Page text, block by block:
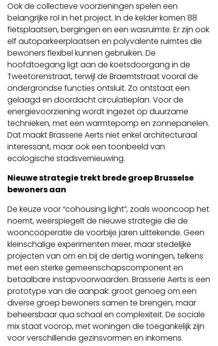
Ook de collectieve voorzieningen spelen een
belangrijke rol in het project. In de kelder komen 88
fietsplaatsen, bergingen en een wasruimte. Er zijn ook
elf autoparkeerplaatsen en polyvalente ruimtes die
bewoners flexibel kunnen gebruiken. De
hoofdtoegang ligt aan de koetsdoorgang in de
Tweetorenstraat, terwijl de Braemtstraat vooral de
ondergrondse functies ontsluit. Zo ontstaat een
gelaagd en doordacht circulatieplan. Voor de
energievoorziening wordt ingezet op duurzame
technieken, met een warmtepomp en zonnepanelen.
Dat maakt Brasserie Aerts niet enkel architecturaal
interessant, maar ook een toonbeeld van
ecologische stadsvernieuwing.
Nieuwe strategie trekt brede groep Brusselse
bewoners aan
De keuze voor “cohousing light”, zoals wooncoop het
noemt, weerspiegelt de nieuwe strategie die de
wooncoöperatie de voorbije jaren uittekende. Geen
kleinschalige experimenten meer, maar stedelijke
projecten van om en bij de dertig woningen, telkens
met een sterke gemeenschapscomponent en
betaalbare instapvoorwaarden. Brasserie Aerts is een
prototype van die aanpak: groot genoeg om een
diverse groep bewoners samen te brengen, maar
beheersbaar qua schaal en complexiteit. De sociale
mix staat voorop, met woningen die toegankelijk zijn
voor verschillende gezinsvormen en inkomens.